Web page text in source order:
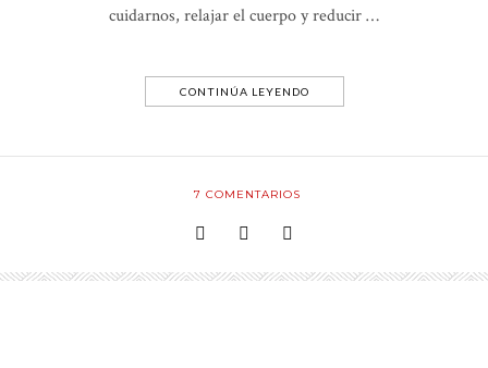
cuidarnos, relajar el cuerpo y reducir …
CONTINÚA LEYENDO
7 COMENTARIOS